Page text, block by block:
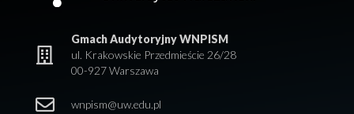
Gmach Audytoryjny WNPISM
ul. Krakowskie Przedmieście 26/28
00-927 Warszawa
wnpism@uw.edu.pl